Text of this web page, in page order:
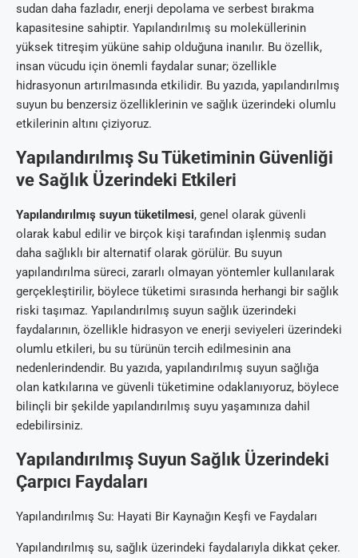
sudan daha fazladır, enerji depolama ve serbest bırakma
kapasitesine sahiptir. Yapılandırılmış su moleküllerinin
yüksek titreşim yüküne sahip olduğuna inanılır. Bu özellik,
insan vücudu için önemli faydalar sunar; özellikle
hidrasyonun artırılmasında etkilidir. Bu yazıda, yapılandırılmış
suyun bu benzersiz özelliklerinin ve sağlık üzerindeki olumlu
etkilerinin altını çiziyoruz.
Yapılandırılmış Su Tüketiminin Güvenliği
ve Sağlık Üzerindeki Etkileri
Yapılandırılmış suyun tüketilmesi, genel olarak güvenli
olarak kabul edilir ve birçok kişi tarafından işlenmiş sudan
daha sağlıklı bir alternatif olarak görülür. Bu suyun
yapılandırılma süreci, zararlı olmayan yöntemler kullanılarak
gerçekleştirilir, böylece tüketimi sırasında herhangi bir sağlık
riski taşımaz. Yapılandırılmış suyun sağlık üzerindeki
faydalarının, özellikle hidrasyon ve enerji seviyeleri üzerindeki
olumlu etkileri, bu su türünün tercih edilmesinin ana
nedenlerindendir. Bu yazıda, yapılandırılmış suyun sağlığa
olan katkılarına ve güvenli tüketimine odaklanıyoruz, böylece
bilinçli bir şekilde yapılandırılmış suyu yaşamınıza dahil
edebilirsiniz.
Yapılandırılmış Suyun Sağlık Üzerindeki
Çarpıcı Faydaları
Yapılandırılmış Su: Hayati Bir Kaynağın Keşfi ve Faydaları
Yapılandırılmış su, sağlık üzerindeki faydalarıyla dikkat çeker.